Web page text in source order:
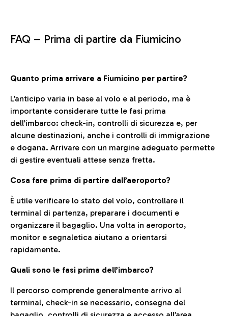
FAQ – Prima di partire da Fiumicino
Quanto prima arrivare a Fiumicino per partire?
L’anticipo varia in base al volo e al periodo, ma è
importante considerare tutte le fasi prima
dell’imbarco: check-in, controlli di sicurezza e, per
alcune destinazioni, anche i controlli di immigrazione
e dogana. Arrivare con un margine adeguato permette
di gestire eventuali attese senza fretta.
Cosa fare prima di partire dall’aeroporto?
È utile verificare lo stato del volo, controllare il
terminal di partenza, preparare i documenti e
organizzare il bagaglio. Una volta in aeroporto,
monitor e segnaletica aiutano a orientarsi
rapidamente.
Quali sono le fasi prima dell’imbarco?
Il percorso comprende generalmente arrivo al
terminal, check-in se necessario, consegna del